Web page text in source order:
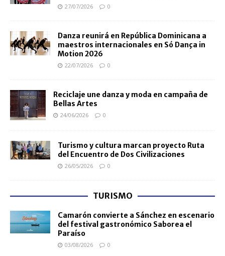
27/07/2026 0
Danza reunirá en República Dominicana a
maestros internacionales en Só Dança in
Motion 2026
22/07/2026 0
Reciclaje une danza y moda en campaña de
Bellas Artes
24/06/2026 0
Turismo y cultura marcan proyecto Ruta
del Encuentro de Dos Civilizaciones
26/05/2026 0
TURISMO
Camarón convierte a Sánchez en escenario
del festival gastronómico Saborea el
Paraíso
03/08/2026 0